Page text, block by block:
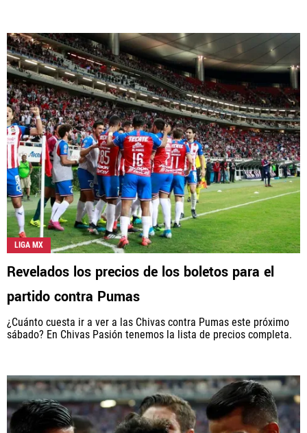
LIGA MX
Revelados los precios de los boletos para el
partido contra Pumas
¿Cuánto cuesta ir a ver a las Chivas contra Pumas este próximo
sábado? En Chivas Pasión tenemos la lista de precios completa.